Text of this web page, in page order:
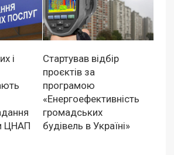
і
ЦНАП
Стартував відбір
проєктів за
програмою
«Енергоефективність
громадських
будівель в Україні»